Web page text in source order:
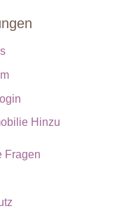
Hinzu
Fragen